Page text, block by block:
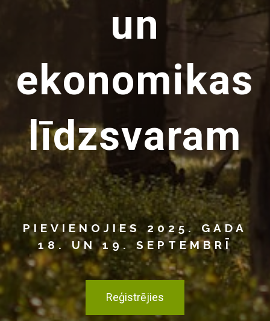
un
ekonomikas
līdzsvaram
PIEVIENOJIES 2025. GADA
18. UN 19. SEPTEMBRĪ
Reģistrējies